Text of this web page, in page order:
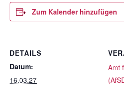
Zum Kalender hinzufügen
DETAILS
Datum:
16.03.27
Amt